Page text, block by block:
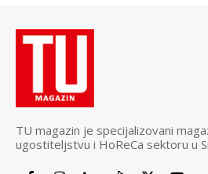
TU magazin je specijalizovani
ugostiteljstvu i HoReCa sektoru u